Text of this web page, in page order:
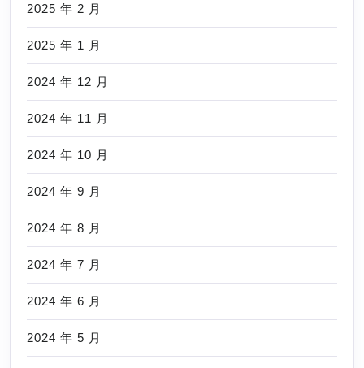
2025 年 2 月
2025 年 1 月
2024 年 12 月
2024 年 11 月
2024 年 10 月
2024 年 9 月
2024 年 8 月
2024 年 7 月
2024 年 6 月
2024 年 5 月